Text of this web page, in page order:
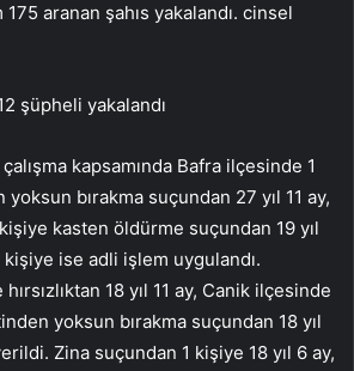
aranan şahıs yakalandı. cinsel
şüpheli yakalandı
kapsamında Bafra ilçesinde 1
bırakma suçundan 27 yıl 11 ay,
kasten öldürme suçundan 19 yıl
kişiye ise adli işlem uygulandı.
18 yıl 11 ay, Canik ilçesinde
yoksun bırakma suçundan 18 yıl
Zina suçundan 1 kişiye 18 yıl 6 ay,